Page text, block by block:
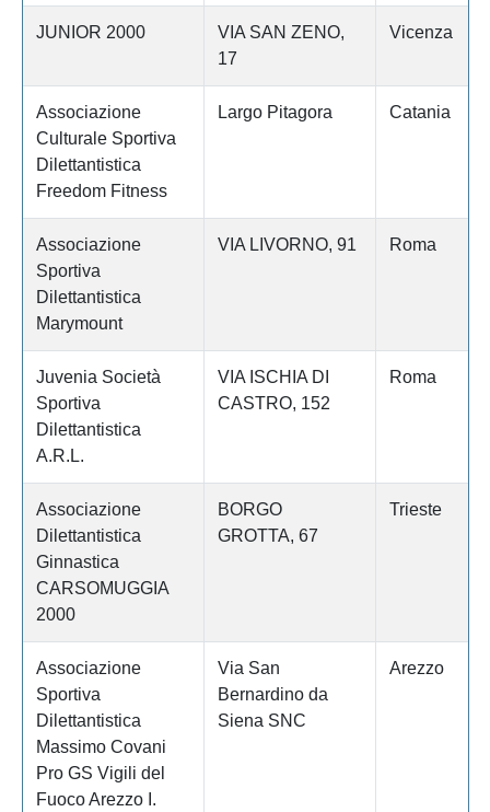
JUNIOR 2000
VIA SAN ZENO,
17
Vicenza
Associazione
Culturale Sportiva
Dilettantistica
Freedom Fitness
Largo Pitagora Catania
Associazione
Sportiva
Dilettantistica
Marymount
VIA LIVORNO, 91 Roma
Juvenia Società
Sportiva
Dilettantistica
A.R.L.
VIA ISCHIA DI
CASTRO, 152
Roma
Associazione
Dilettantistica
Ginnastica
CARSOMUGGIA
2000
BORGO
GROTTA, 67
Trieste
Associazione
Sportiva
Dilettantistica
Massimo Covani
Pro GS Vigili del
Fuoco Arezzo I.
Via San
Bernardino da
Siena SNC
Arezzo